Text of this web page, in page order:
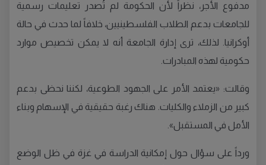
مدفوع الأجر، نظراً لأن الحكومة لم تُصدر تعليمات رسمية
للجامعات بدعم الطلاب الفلسطينيين، خلافاً لما حدث في حالة
أوكرانيا. لذلك، ترى إدارة الجامعة أنه لا يمكن تخصيص موارد
حكومية لهذه المبادرات.
وقالت: «يعتمد الأمر على الجهود الطوعية، لكننا نحظى بدعم
كبير من الزملاء والكليات. هناك رغبة حقيقية في الإسهام وبناء
الأمل في المستقبل».
ورداً على سؤال حول إمكانية الدراسة في غزة في ظل الوضع